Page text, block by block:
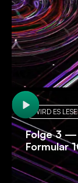
WIRD ES
Folge 3 —
Formular